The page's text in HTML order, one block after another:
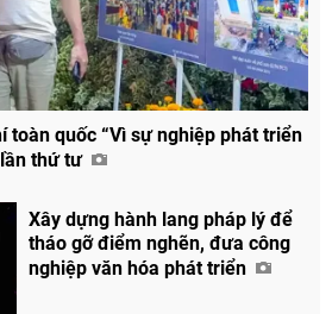
Chia sẻ
Facebook
toàn quốc “Vì sự nghiệp phát triển
thứ tư
Xây dựng hành lang pháp lý để
tháo gỡ điểm nghẽn, đưa công
nghiệp văn hóa phát triển